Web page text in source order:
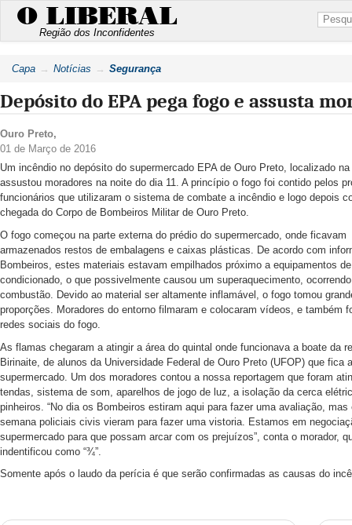
O LIBERAL
Região dos Inconfidentes
Capa Notícias Segurança
Depósito do EPA pega fogo e assusta
Ouro Preto,
01 de Março de 2016
Um incêndio no depósito do supermercado EPA de Ouro Preto, localizado
assustou moradores na noite do dia 11. A princípio o fogo foi contido pelos
funcionários que utilizaram o sistema de combate a incêndio e logo depois
chegada do Corpo de Bombeiros Militar de Ouro Preto.
O fogo começou na parte externa do prédio do supermercado, onde ficavam
armazenados restos de embalagens e caixas plásticas. De acordo com
Bombeiros, estes materiais estavam empilhados próximo a equipamentos
condicionado, o que possivelmente causou um superaquecimento,
combustão. Devido ao material ser altamente inflamável, o fogo tomou
proporções. Moradores do entorno filmaram e colocaram vídeos, e também
redes sociais do fogo.
As flamas chegaram a atingir a área do quintal onde funcionava a boate da
Birinaite, de alunos da Universidade Federal de Ouro Preto (UFOP) que fica
supermercado. Um dos moradores contou a nossa reportagem que foram
tendas, sistema de som, aparelhos de jogo de luz, a isolação da cerca
pinheiros. “No dia os Bombeiros estiram aqui para fazer uma avaliação, mas
semana policiais civis vieram para fazer uma vistoria. Estamos em
supermercado para que possam arcar com os prejuízos”, conta o morador,
indentificou como “¾”.
Somente após o laudo da perícia é que serão confirmadas as causas do